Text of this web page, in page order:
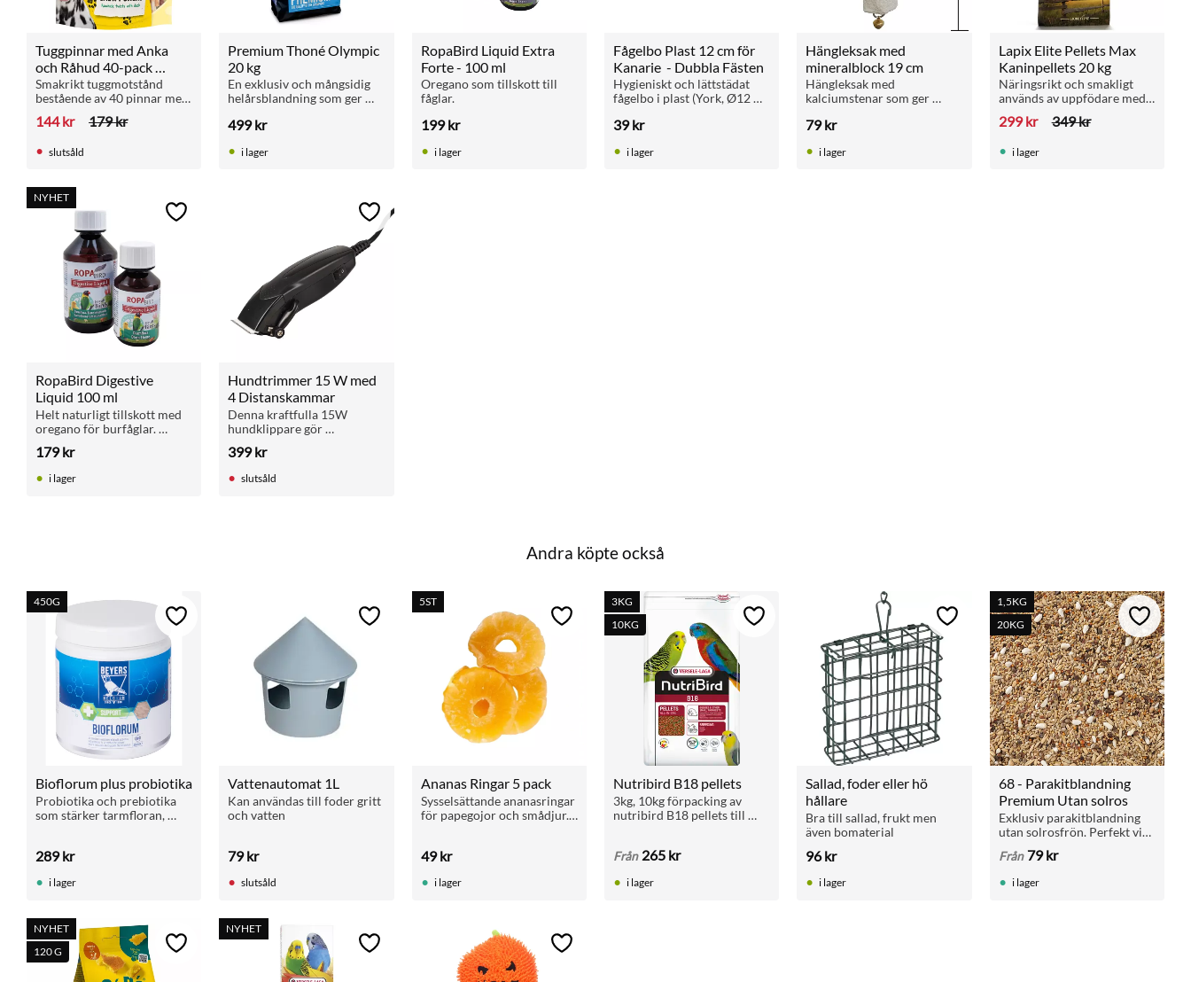
Tuggpinnar med Anka
och Råhud 40-pack
Voskes
Smakrikt tuggmotstånd
bestående av 40 pinnar med
råhud och anka. Mycket
proteinrikt och lättsmält för
matsmältning.
144kr 179kr
slutsåld
Premium Thoné Olympic
20 kg
En exklusiv och mångsidig
helårsblandning som ger
näringsupptag, hög
kvalitet under alla säsonger.
499kr
i lager
RopaBird Liquid Extra
Forte - 100 ml
Oregano som tillskott till
fåglar.
199kr
i lager
Fågelbo Plast 12 cm för
Kanarie  - Dubbla Fästen
Hygieniskt och lättstädat
fågelbo i plast (York, Ø12
fästas på bur eller vägg. Har
bomaterial
39kr
i lager
Hängleksak med
mineralblock 19 cm
Hängleksak med
kalciumstenar som ger
klor samtidigt som den
nyfikenhet för fågeln
79kr
i lager
Lapix Elite Pellets Max
Kaninpellets 20 kg
Näringsrikt och smakligt
används av uppfödare med
högt fiberinnehåll som
stödjer digivning, avel och
299kr 349kr
i lager
RopaBird Digestive
Liquid 100 ml
Helt naturligt tillskott med
oregano för burfåglar.
och stöttar en hälsosam
matsmältning året om.
179kr
NYHET
Lägg till i favoriter
i lager
Hundtrimmer 15 W med
4 Distanskammar
Denna kraftfulla 15W
hundklippare gör
med 4 distanskammar (3, 6,
9, 12 mm) och komplett
rengöringsset.
399kr
Lägg till i favoriter
slutsåld
Andra köpte också
Bioflorum plus probiotika
Probiotika och prebiotika
som stärker tarmfloran,
energi och fin fast avföring.
289kr
450G
Lägg till i favoriter
i lager
Vattenautomat 1L
Kan användas till foder gritt
och vatten
79kr
Lägg till i favoriter
slutsåld
Ananas Ringar 5 pack
Sysselsättande ananasringar
för papegojor och smådjur.
49kr
5ST
Lägg till i favoriter
i lager
Nutribird B18 pellets
3kg, 10kg förpacking av
nutribird B18 pellets till
Från 265 kr
3KG
10KG
Lägg till i favoriter
i lager
Sallad, foder eller hö
hållare
Bra till sallad, frukt men
även bomaterial
96kr
Lägg till i favoriter
i lager
68 - Parakitblandning
Premium Utan solros
Exklusiv parakitblandning
utan solrosfrön. Perfekt vid
behöver en mindre fet kost.
Från 79kr
1,5KG
20KG
Lägg till
i lager
NYHET
120 G
Lägg till i favoriter
NYHET
Lägg till i favoriter Lägg till i favoriter